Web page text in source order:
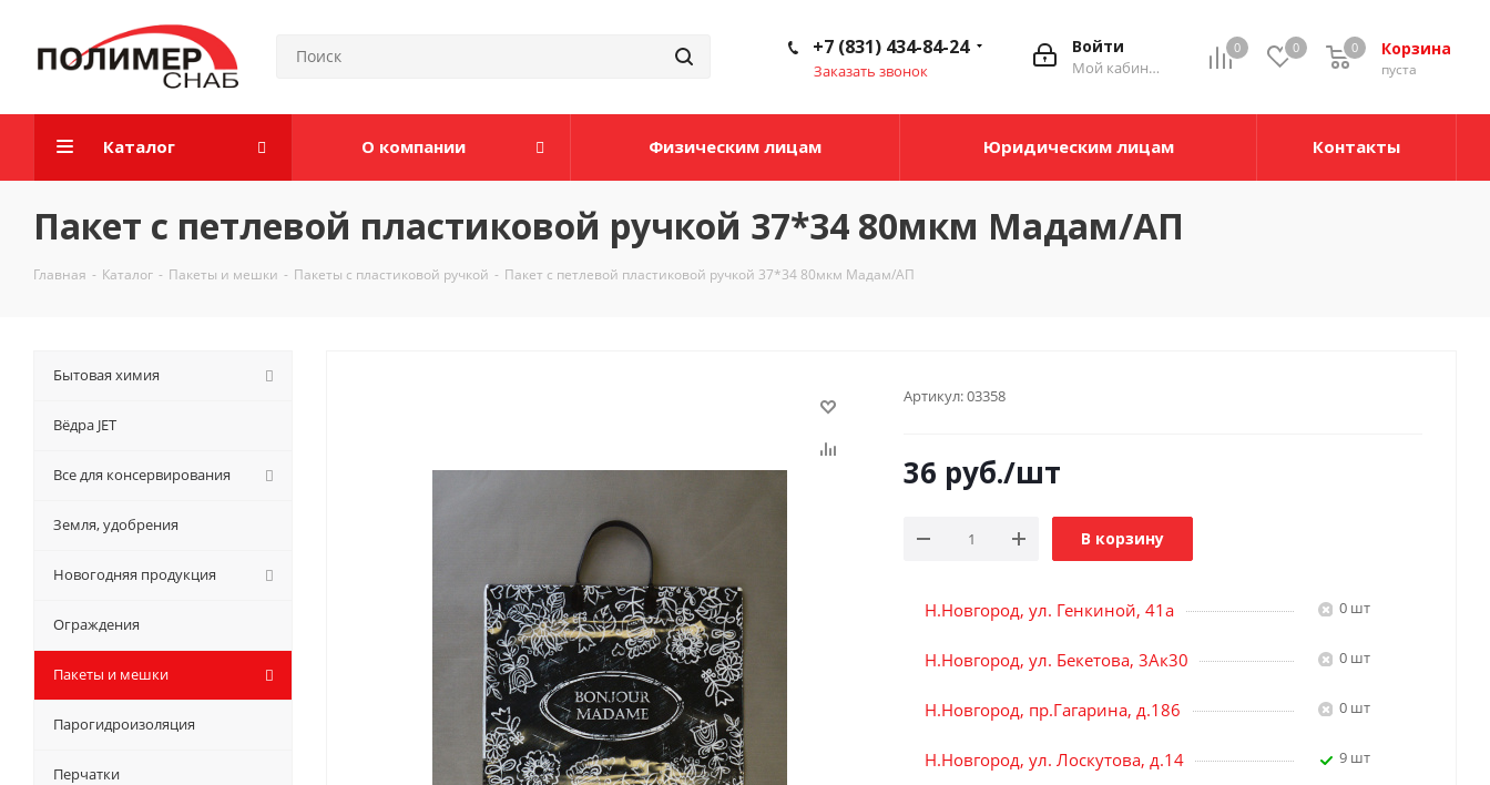
0 0 Корзина
пуста
0
Войти
Мой кабинет
+7 (831) 434-84-24
Заказать звонок
Каталог О компании Физическим лицам Юридическим лицам Контакты
Пакет с петлевой пластиковой ручкой 37*34 80мкм Мадам/АП
Главная - Каталог - Пакеты и мешки - Пакеты с пластиковой ручкой - Пакет с петлевой пластиковой ручкой 37*34 80мкм Мадам/АП
Артикул:03358
36 руб./шт
В корзину
Н.Новгород, ул. Генкиной, 41а 0 шт
Н.Новгород, ул. Бекетова, 3Ак30 0 шт
Н.Новгород, пр.Гагарина, д.186 0 шт
Н.Новгород, ул. Лоскутова, д.14 9 шт
Бытовая химия
Вёдра JET
Все для консервирования
Земля, удобрения
Новогодняя продукция
Ограждения
Пакеты и мешки
Парогидроизоляция
Перчатки